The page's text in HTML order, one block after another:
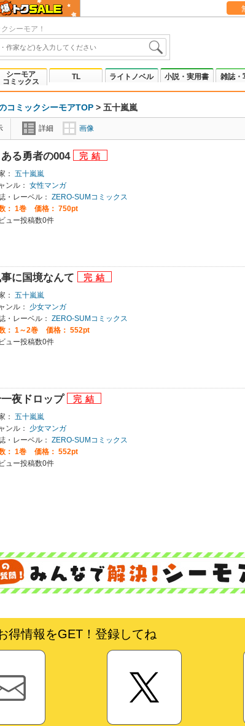
シーモア！
シーモア
コミックス
TL ライトノベル 小説・実用書 雑誌・
コミックシーモアTOP > 五十嵐嵐
詳細 画像
ある勇者の004
： 五十嵐嵐
ンル： 女性マンガ
・レーベル： ZERO-SUMコミックス
： 1巻
価格： 750pt
ュー投稿数0件
に国境なんて
： 五十嵐嵐
ンル：
少女マンガ
・レーベル： ZERO-SUMコミックス
： 1～2巻
価格： 552pt
ュー投稿数0件
夜ドロップ
： 五十嵐嵐
ンル：
少女マンガ
・レーベル： ZERO-SUMコミックス
： 1巻
価格： 552pt
ュー投稿数0件
得情報をGET！登録してね